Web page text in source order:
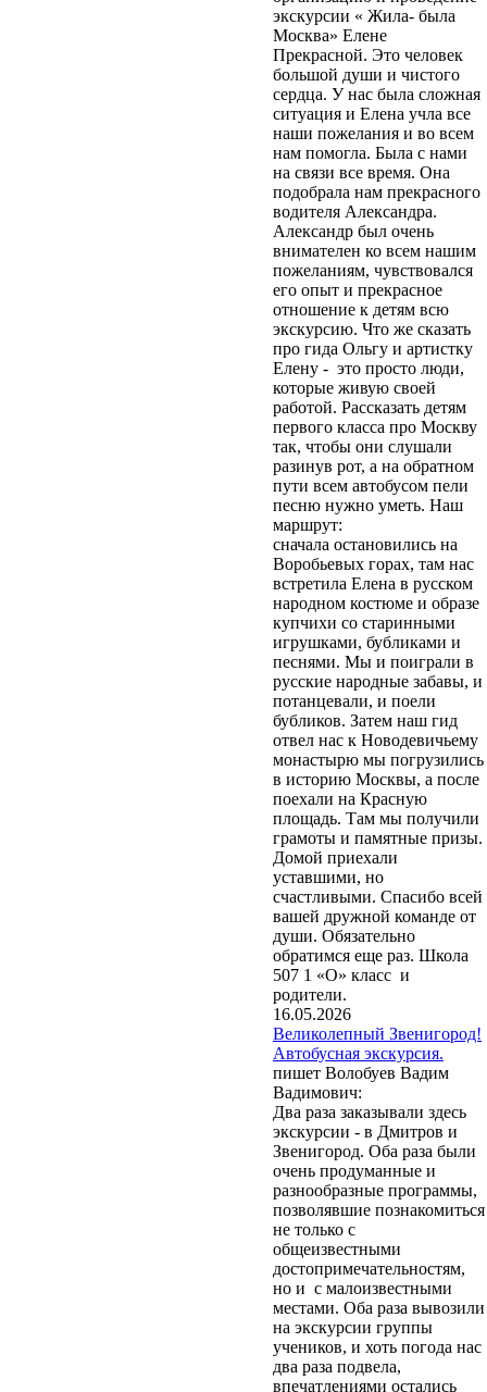
путешествий
«Московский» на
обработку своих
персональных данных
(ФИО, телефон, e-mail)
в целях обработки
своего заказа и связи с
вами. Обработка
осуществляется в
соответствии с
Политикой
конфиденциальности
Согласие может быть
отозвано путём
направления
письменного заявления
на адрес
moscentre@yandex.ru.
Отправить
экскурсии « Жила- была
Москва» Елене
Прекрасной. Это человек
большой души и чистого
сердца. У нас была сложная
ситуация и Елена учла все
наши пожелания и во всем
нам помогла. Была с нами
на связи все время. Она
подобрала нам прекрасного
водителя Александра.
Александр был очень
внимателен ко всем нашим
пожеланиям, чувствовался
его опыт и прекрасное
отношение к детям всю
экскурсию. Что же сказать
про гида Ольгу и артистку
Елену - это просто люди,
которые живую своей
работой. Рассказать детям
первого класса про Москву
так, чтобы они слушали
разинув рот, а на обратном
пути всем автобусом пели
песню нужно уметь. Наш
маршрут:
сначала остановились на
Воробьевых горах, там нас
встретила Елена в русском
народном костюме и образе
купчихи со старинными
игрушками, бубликами и
песнями. Мы и поиграли в
русские народные забавы, и
потанцевали, и поели
бубликов. Затем наш гид
отвел нас к Новодевичьему
монастырю мы погрузились
в историю Москвы, а после
поехали на Красную
площадь. Там мы получили
грамоты и памятные призы.
Домой приехали
уставшими, но
счастливыми. Спасибо всей
вашей дружной команде от
души. Обязательно
обратимся еще раз. Школа
507 1 «О» класс и
родители.
16.05.2026
Великолепный Звенигород!
Автобусная экскурсия.
пишет Волобуев Вадим
Вадимович:
Два раза заказывали здесь
экскурсии - в Дмитров и
Звенигород. Оба раза были
очень продуманные и
разнообразные программы,
позволявшие познакомиться
не только с
общеизвестными
достопримечательностям,
но и с малоизвестными
местами. Оба раза вывозили
на экскурсии группы
учеников, и хоть погода нас
два раза подвела,
впечатлениями остались